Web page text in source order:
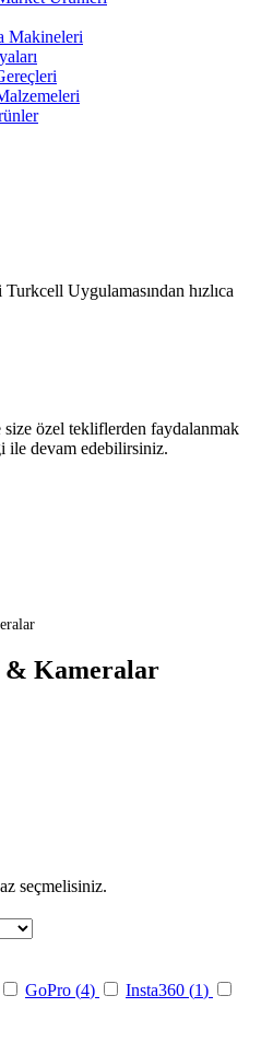
Makineleri
Uygulamasından hızlıca
size özel tekliflerden faydalanmak
ile devam edebilirsiniz.
& Kameralar
seçmelisiniz.
GoPro (4) Insta360 (1)